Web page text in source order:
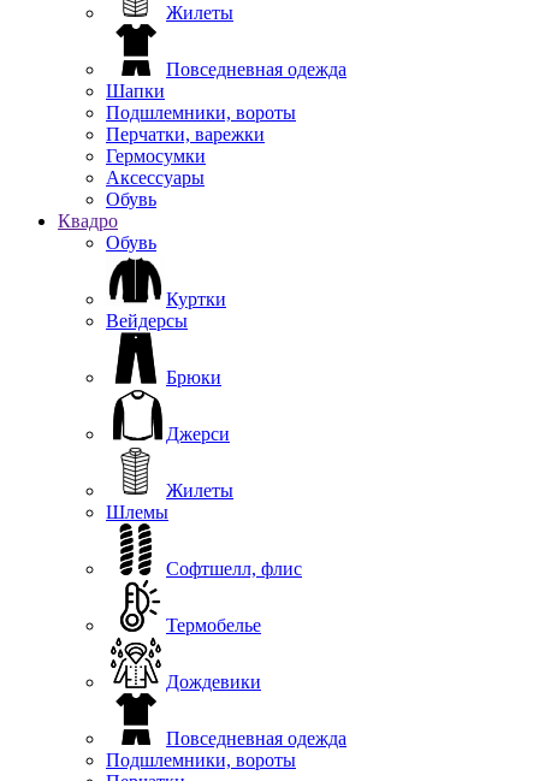
Жилеты
Повседневная одежда
Шапки
Подшлемники, вороты
Перчатки, варежки
Гермосумки
Аксессуары
Обувь
Квадро
Обувь
Куртки
Вейдерсы
Брюки
Джерси
Жилеты
Шлемы
Софтшелл, флис
Термобелье
Дождевики
Повседневная одежда
Подшлемники, вороты